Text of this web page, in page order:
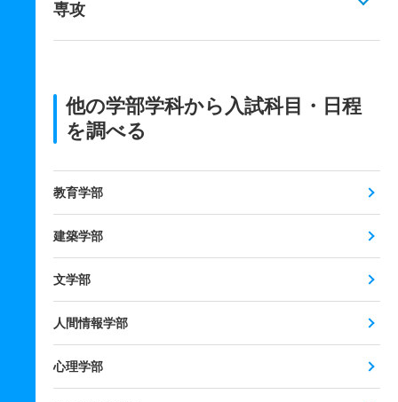
専攻
他の学部学科から入試科目・日程
を調べる
教育学部
建築学部
文学部
人間情報学部
心理学部